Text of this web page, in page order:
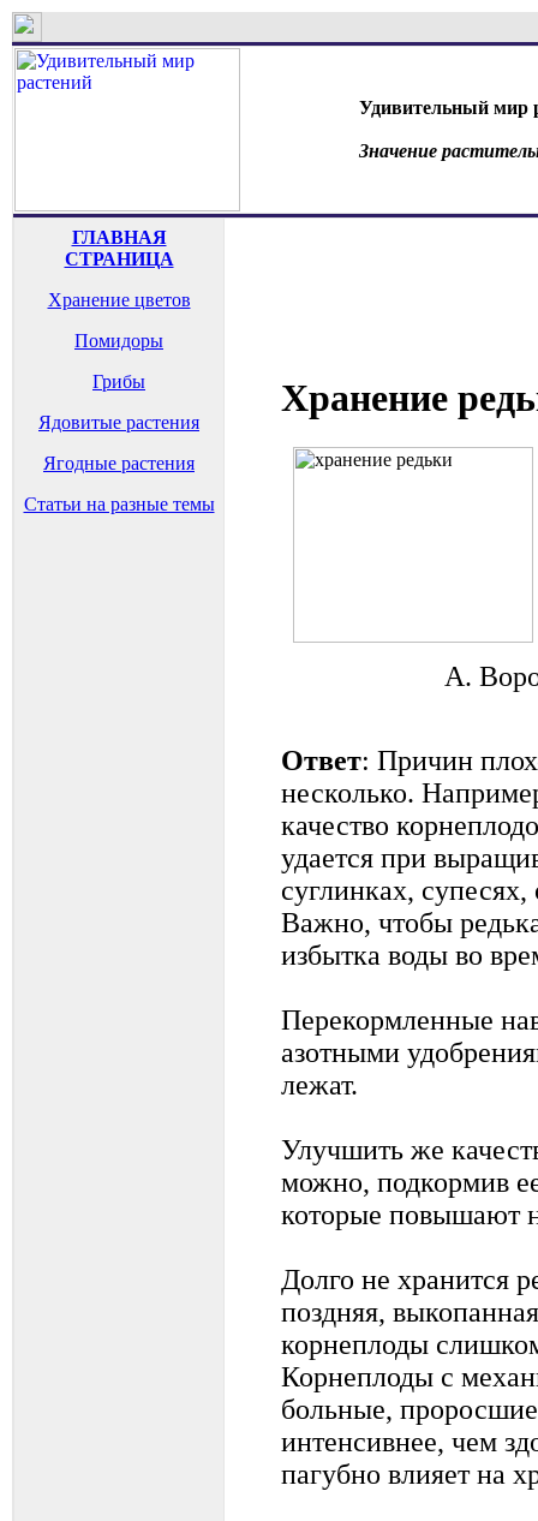
Удивительный мир
Значение
ГЛАВНАЯ
СТРАНИЦА
Хранение цветов
Помидоры
Грибы
Ядовитые растения
Ягодные растения
Статьи на разные темы
Хранение
А.
Ответ: Причин
несколько.
качество
удается при
суглинках,
Важно, чтобы
избытка воды во
Перекормленные
азотными
лежат.
Улучшить же
можно, подкормив
которые повышают
Долго не хранится
поздняя,
корнеплоды
Корнеплоды с
больные,
интенсивнее, чем
пагубно влияет на